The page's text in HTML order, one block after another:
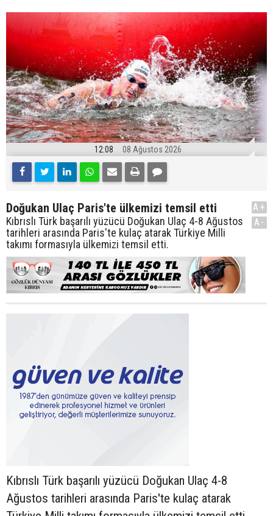
12:08 08 Ağustos 2026
Doğukan Ulaç Paris'te ülkemizi temsil etti
Kıbrıslı Türk başarılı yüzücü Doğukan Ulaç 4-8 Ağustos
tarihleri arasında Paris'te kulaç atarak Türkiye Milli
takımı formasıyla ülkemizi temsil etti.
A+
A-
Kıbrıslı Türk başarılı yüzücü Doğukan Ulaç 4-8
Ağustos tarihleri arasında Paris'te kulaç atarak